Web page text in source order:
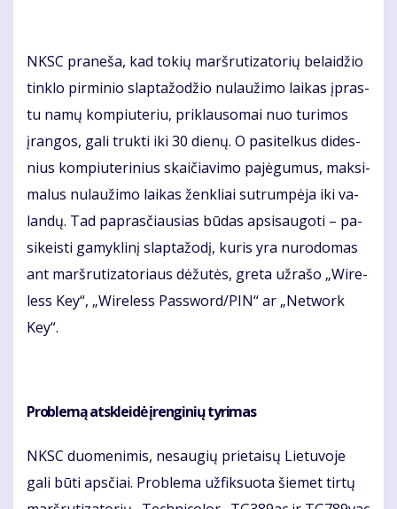
NKSC pra­ne­ša, kad to­kių marš­ru­ti­za­to­rių be­lai­džio
tin­klo pir­mi­nio slap­ta­žo­džio nu­lau­ži­mo lai­kas įpras­
tu na­mų kom­piu­te­riu, pri­klau­so­mai nuo tu­ri­mos
įran­gos, ga­li truk­ti iki 30 die­nų. O pa­si­tel­kus di­des­
nius kom­piu­te­ri­nius skai­čia­vi­mo pa­jė­gu­mus, mak­si­
ma­lus nu­lau­ži­mo lai­kas žen­kliai su­trum­pė­ja iki va­
lan­dų. Tad pa­pras­čiau­sias bū­das ap­si­sau­go­ti – pa­
si­keis­ti ga­myk­li­nį slap­ta­žo­dį, ku­ris yra nu­ro­do­mas
ant marš­ru­ti­za­to­riaus dė­žu­tės, gre­ta už­ra­šo „Wi­re­
less Key“, „Wi­re­less Pas­sword/PIN“ ar „Net­work
Key“.
Pro­ble­mą at­sklei­dė įren­gi­nių ty­ri­mas
NKSC duo­me­ni­mis, ne­sau­gių prie­tai­sų Lie­tu­vo­je
ga­li bū­ti aps­čiai. Pro­ble­ma už­fik­suo­ta šie­met tir­tų